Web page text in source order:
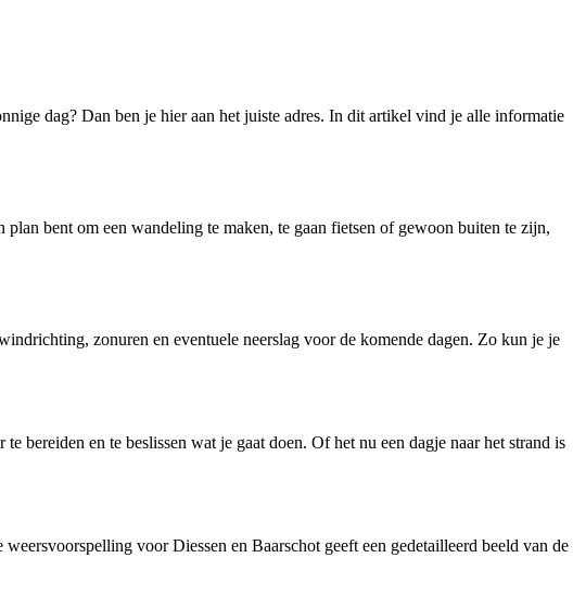
dag? Dan ben je hier aan het juiste adres. In dit artikel vind je alle informatie
bent om een wandeling te maken, te gaan fietsen of gewoon buiten te zijn,
zonuren en eventuele neerslag voor de komende dagen. Zo kun je je
bereiden en te beslissen wat je gaat doen. Of het nu een dagje naar het strand is
voor Diessen en Baarschot geeft een gedetailleerd beeld van de